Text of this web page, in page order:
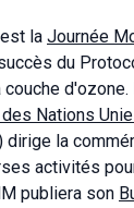
la Journée
du
d'ozone.
Nations
dirige la
activités
publiera son